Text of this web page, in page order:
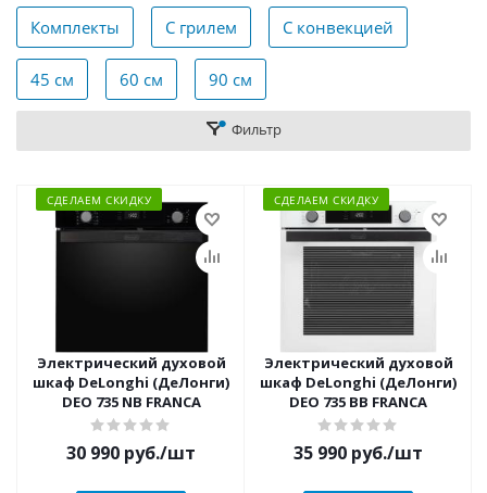
Комплекты С грилем С конвекцией
45 см 60 см 90 см
Фильтр
СДЕЛАЕМ СКИДКУ
Электрический духовой
шкаф DeLonghi (ДеЛонги)
DEO 735 NB FRANCA
30 990 руб./шт
СДЕЛАЕМ СКИДКУ
Электрический духовой
шкаф DeLonghi (ДеЛонги)
DEO 735 BB FRANCA
35 990 руб./шт